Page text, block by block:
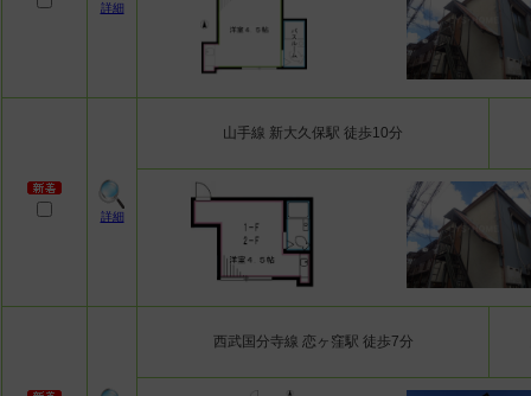
詳細
詳細
山手線 新大久保駅 徒歩10分
西武国分寺線 恋ヶ窪駅 徒歩7分